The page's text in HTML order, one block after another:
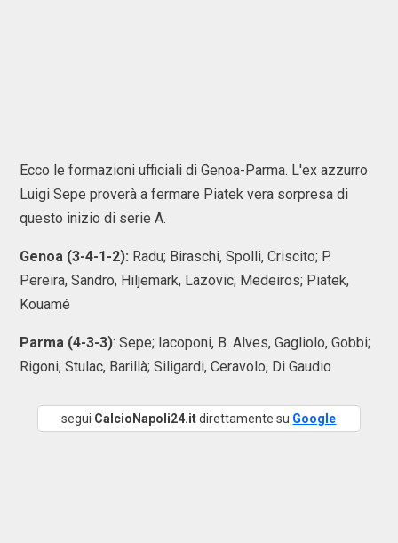
Ecco le formazioni ufficiali di Genoa-Parma. L'ex azzurro
Luigi Sepe proverà a fermare Piatek vera sorpresa di
questo inizio di serie A.
Genoa (3-4-1-2): Radu; Biraschi, Spolli, Criscito; P.
Pereira, Sandro, Hiljemark, Lazovic; Medeiros; Piatek,
Kouamé
Parma (4-3-3): Sepe; Iacoponi, B. Alves, Gagliolo, Gobbi;
Rigoni, Stulac, Barillà; Siligardi, Ceravolo, Di Gaudio
segui CalcioNapoli24.itdirettamente su Google